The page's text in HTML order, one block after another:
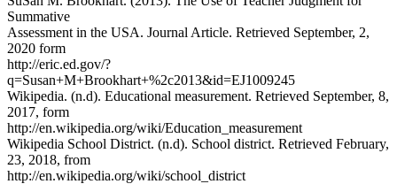
Summative
Assessment in the USA. Journal Article. Retrieved September, 2,
2020 form
http://eric.ed.gov/?
q=Susan+M+Brookhart+%2c2013&id=EJ1009245
Wikipedia. (n.d). Educational measurement. Retrieved September, 8,
2017, form
http://en.wikipedia.org/wiki/Education_measurement
Wikipedia School District. (n.d). School district. Retrieved February,
23, 2018, from
http://en.wikipedia.org/wiki/school_district